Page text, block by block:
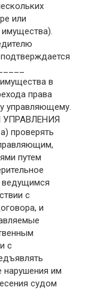
или
имущества).
в
права
управляющему.
проверять
путем
ведущимся
с
и
с
нарушения им
судом